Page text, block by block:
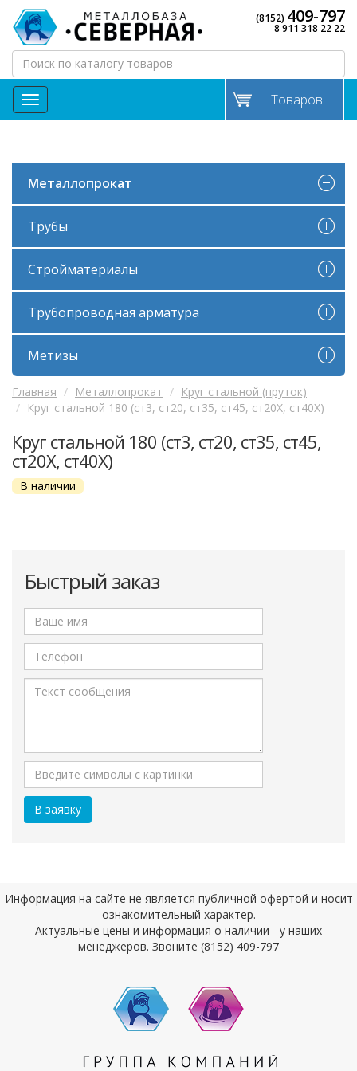
(8152) 409-797
8 911 318 22 22
МЕНЮ Товаров:
Металлопрокат
Трубы
Стройматериалы
Трубопроводная арматура
Метизы
Главная Металлопрокат
Круг стальной (пруток)
Круг стальной 180 (ст3, ст20, ст35, ст45, ст20Х, ст40Х)
Круг стальной 180 (ст3, ст20, ст35, ст45,
ст20Х, ст40Х)
В наличии
Быстрый заказ
Информация на сайте не является публичной офертой и носит
ознакомительный характер.
Актуальные цены и информация о наличии - у наших
менеджеров. Звоните (8152) 409-797